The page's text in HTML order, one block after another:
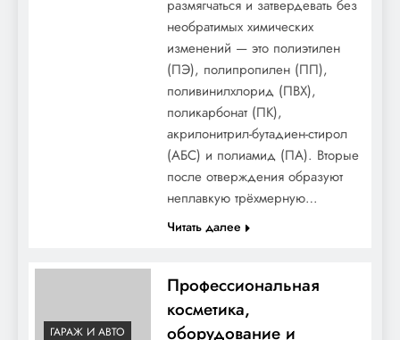
размягчаться и затвердевать без
необратимых химических
изменений — это полиэтилен
(ПЭ), полипропилен (ПП),
поливинилхлорид (ПВХ),
поликарбонат (ПК),
акрилонитрил-бутадиен-стирол
(АБС) и полиамид (ПА). Вторые
после отверждения образуют
неплавкую трёхмерную…
Читать далее
ГАРАЖ И АВТО
Профессиональная
косметика,
оборудование и